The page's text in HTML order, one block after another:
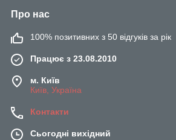
Про нас
100% позитивних з 50 відгуків за рік
Працює з 23.08.2010
м. Київ
Київ, Україна
Контакти
Сьогодні вихідний